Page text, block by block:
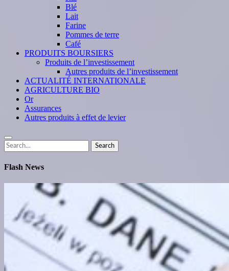
Blé
Lait
Farine
Pommes de terre
Café
PRODUITS BOURSIERS
Produits de l’investissement
Autres produits de l’investissement
ACTUALITÉ INTERNATIONALE
AGRICULTURE BIO
Or
Assurances
Autres produits à effet de levier
Search
for:
Search
Flash News